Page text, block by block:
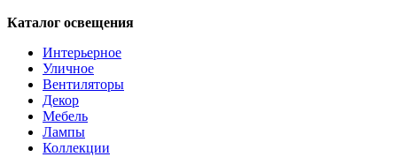
Каталог освещения
Интерьерное
Уличное
Вентиляторы
Декор
Мебель
Лампы
Коллекции